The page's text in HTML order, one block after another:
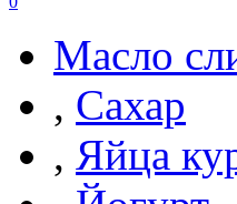
Масло
, Сахар
, Яйца